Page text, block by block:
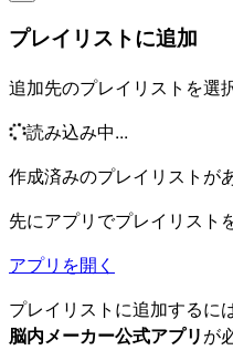
プレイリストに追加
追加先のプレイリストを選
読み込み中...
作成済みのプレイリストが
先にアプリでプレイリスト
アプリを開く
プレイリストに追加するに
脳内メーカー公式アプリが